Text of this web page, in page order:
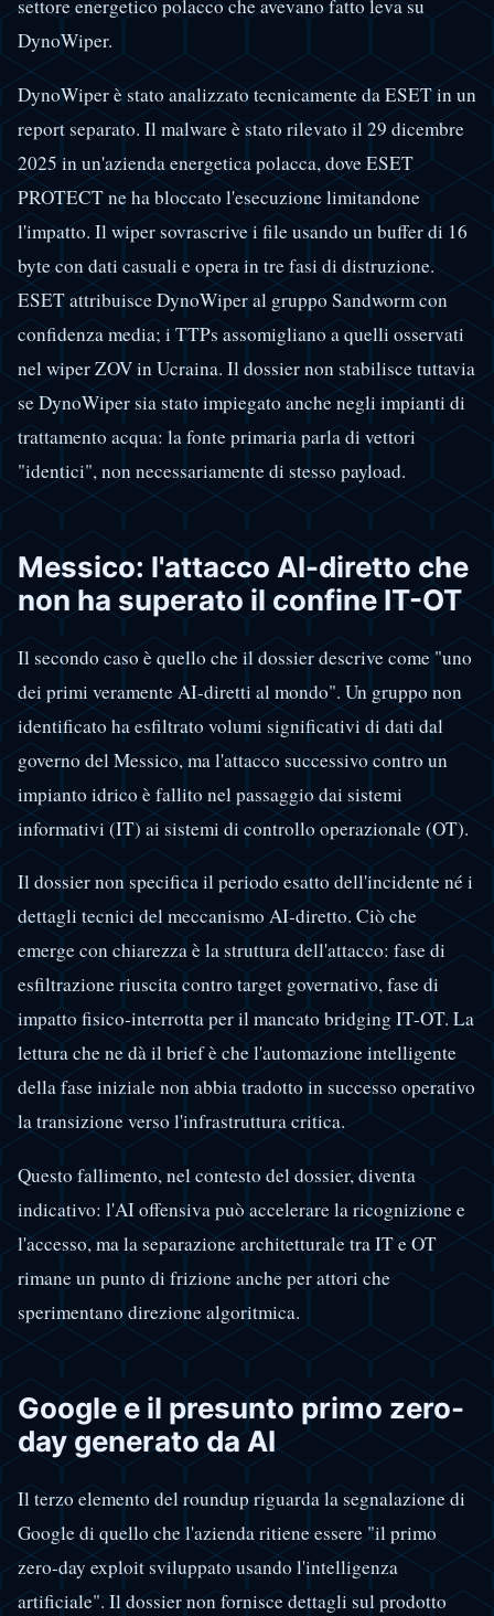
settore energetico polacco che avevano fatto leva su
DynoWiper.
DynoWiper è stato analizzato tecnicamente da ESET in un
report separato. Il malware è stato rilevato il 29 dicembre
2025 in un'azienda energetica polacca, dove ESET
PROTECT ne ha bloccato l'esecuzione limitandone
l'impatto. Il wiper sovrascrive i file usando un buffer di 16
byte con dati casuali e opera in tre fasi di distruzione.
ESET attribuisce DynoWiper al gruppo Sandworm con
confidenza media; i TTPs assomigliano a quelli osservati
nel wiper ZOV in Ucraina. Il dossier non stabilisce tuttavia
se DynoWiper sia stato impiegato anche negli impianti di
trattamento acqua: la fonte primaria parla di vettori
"identici", non necessariamente di stesso payload.
Messico: l'attacco AI-diretto che
non ha superato il confine IT-OT
Il secondo caso è quello che il dossier descrive come "uno
dei primi veramente AI-diretti al mondo". Un gruppo non
identificato ha esfiltrato volumi significativi di dati dal
governo del Messico, ma l'attacco successivo contro un
impianto idrico è fallito nel passaggio dai sistemi
informativi (IT) ai sistemi di controllo operazionale (OT).
Il dossier non specifica il periodo esatto dell'incidente né i
dettagli tecnici del meccanismo AI-diretto. Ciò che
emerge con chiarezza è la struttura dell'attacco: fase di
esfiltrazione riuscita contro target governativo, fase di
impatto fisico-interrotta per il mancato bridging IT-OT. La
lettura che ne dà il brief è che l'automazione intelligente
della fase iniziale non abbia tradotto in successo operativo
la transizione verso l'infrastruttura critica.
Questo fallimento, nel contesto del dossier, diventa
indicativo: l'AI offensiva può accelerare la ricognizione e
l'accesso, ma la separazione architetturale tra IT e OT
rimane un punto di frizione anche per attori che
sperimentano direzione algoritmica.
Google e il presunto primo zero-
day generato da AI
Il terzo elemento del roundup riguarda la segnalazione di
Google di quello che l'azienda ritiene essere "il primo
zero-day exploit sviluppato usando l'intelligenza
artificiale". Il dossier non fornisce dettagli sul prodotto